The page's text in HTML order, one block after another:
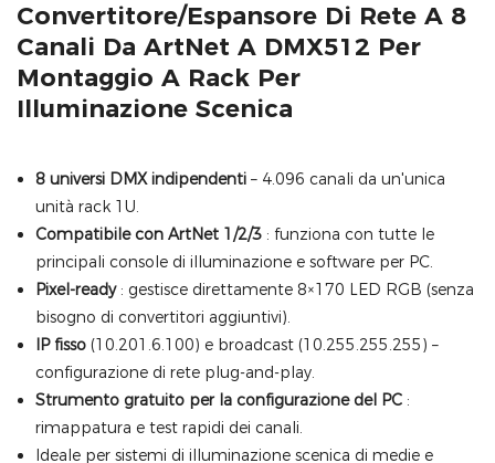
Convertitore/espansore Di Rete A 8
Canali Da ArtNet A DMX512 Per
Montaggio A Rack Per
Illuminazione Scenica
8 universi DMX indipendenti– 4.096 canali da un'unica
unità rack 1U.
Compatibile con ArtNet 1/2/3: funziona con tutte le
principali console di illuminazione e software per PC.
Pixel-ready: gestisce direttamente 8×170 LED RGB (senza
bisogno di convertitori aggiuntivi).
IP fisso(10.201.6.100) e broadcast (10.255.255.255) –
configurazione di rete plug-and-play.
Strumento gratuito per la configurazione del PC:
rimappatura e test rapidi dei canali.
Ideale per sistemi di illuminazione scenica di medie e